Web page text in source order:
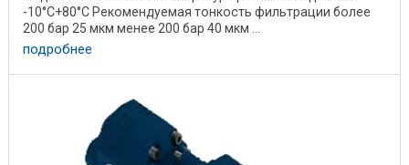
-10°C+80°C Рекомендуемая тонкость фильтрации более
200 бар 25 мкм менее 200 бар 40 мкм ...
подробнее